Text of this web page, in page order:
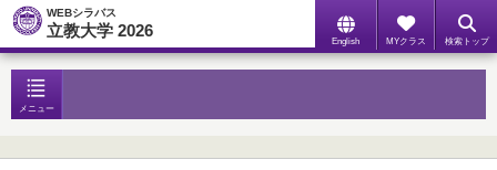
WEBシラバス
立教大学 2026
English MYクラス 検索トップ
メニュー